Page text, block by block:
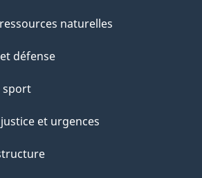
naturelles
défense
sport
et urgences